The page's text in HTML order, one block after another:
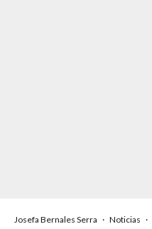
Josefa Bernales Serra · Noticias ·